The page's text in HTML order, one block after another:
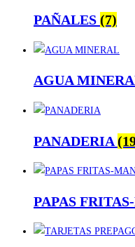
PAÑALES (7)
AGUA
PANADERIA
PAPAS